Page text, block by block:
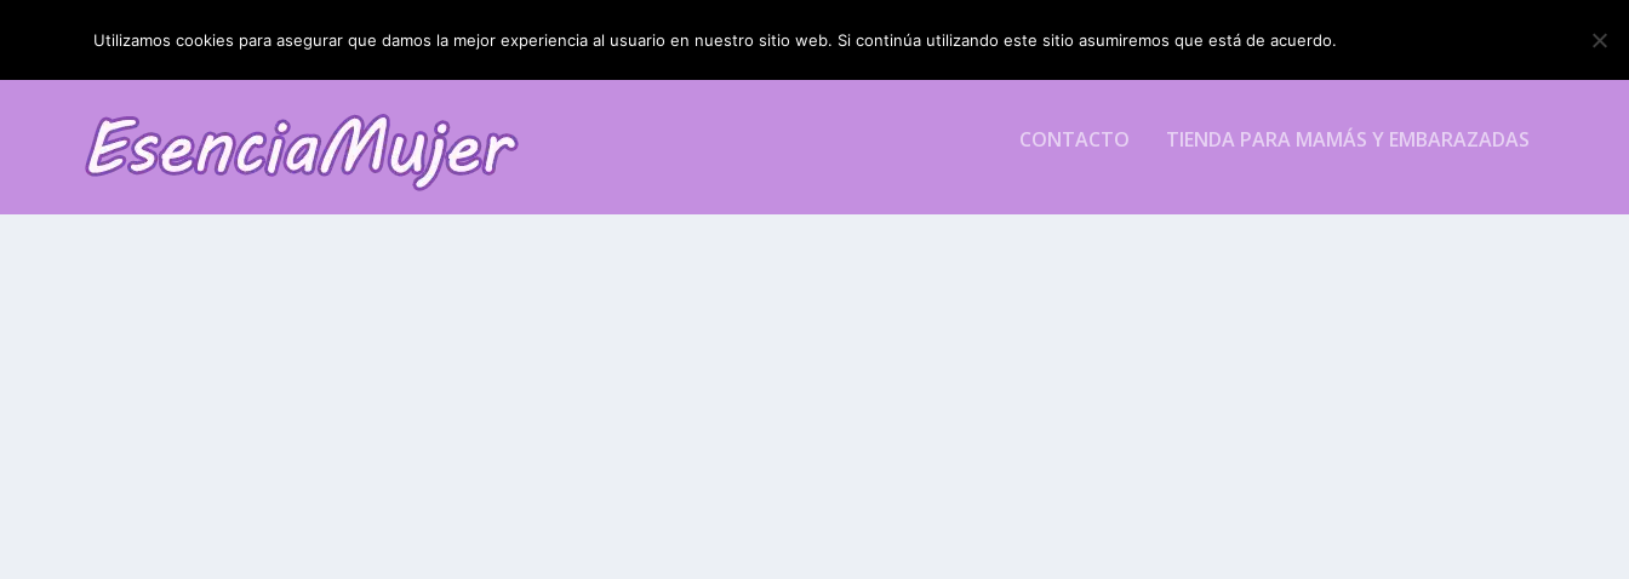
TENDENCIAS: La blefaroplastia y sus resultados
CONTACTO TIENDA PARA MAMÁS Y EMBARAZADAS
Utilizamos cookies para asegurar que damos la mejor experiencia al usuario en nuestro sitio web. Si continúa utilizando este sitio asumiremos que está de acuerdo.